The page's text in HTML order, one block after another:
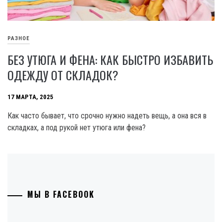
РАЗНОЕ
БЕЗ УТЮГА И ФЕНА: КАК БЫСТРО ИЗБАВИТЬ
ОДЕЖДУ ОТ СКЛАДОК?
17 МАРТА, 2025
Как часто бывает, что срочно нужно надеть вещь, а она вся в
складках, а под рукой нет утюга или фена?
МЫ В FACEBOOK